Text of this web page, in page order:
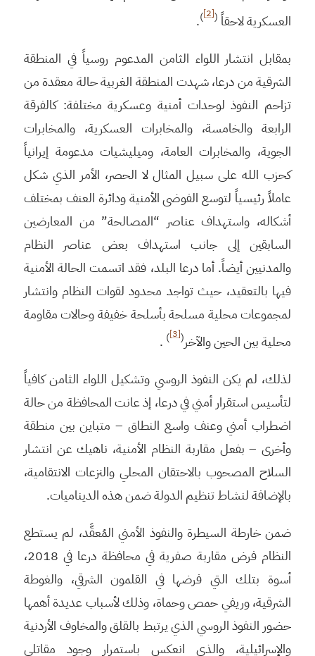
العسكرية لاحقاً (
[2]
)
.
بمقابل انتشار اللواء الثامن المدعوم روسياً في المنطقة
الشرقية من درعا، شهدت المنطقة الغربية حالة معقدة من
تزاحم النفوذ لوحدات أمنية وعسكرية مختلفة: كالفرقة
الرابعة والخامسة، والمخابرات العسكرية، والمخابرات
الجوية، والمخابرات العامة، وميليشيات مدعومة إيرانياً
كحزب الله على سبيل المثال لا الحصر، الأمر الذي شكل
عاملاً رئيسياً لتوسع الفوضى الأمنية ودائرة العنف بمختلف
أشكاله، واستهداف عناصر “المصالحة” من المعارضين
السابقين إلى جانب استهداف بعض عناصر النظام
والمدنيين أيضاً. أما درعا البلد، فقد اتسمت الحالة الأمنية
فيها بالتعقيد، حيث تواجد محدود لقوات النظام وانتشار
لمجموعات محلية مسلحة بأسلحة خفيفة وحالات مقاومة
محلية بين الحين والآخر(
[3]
)
.
لذلك، لم يكن النفوذ الروسي وتشكيل اللواء الثامن كافياً
لتأسيس استقرار أمني في درعا، إذ عانت المحافظة من حالة
اضطراب أمني وعنف واسع النطاق – متباين بين منطقة
وأخرى – بفعل مقاربة النظام الأمنية، ناهيك عن انتشار
السلاح المصحوب بالاحتقان المحلي والنزعات الانتقامية،
بالإضافة لنشاط تنظيم الدولة ضمن هذه الديناميات.
ضمن خارطة السيطرة والنفوذ الأمني المُعقَّد، لم يستطع
النظام فرض مقاربة صفرية في محافظة درعا في 2018،
أسوة بتلك التي فرضها في القلمون الشرقي، والغوطة
الشرقية، وريفي حمص وحماة، وذلك لأسباب عديدة أهمها
حضور النفوذ الروسي الذي يرتبط بالقلق والمخاوف الأردنية
والإسرائيلية، والذي انعكس باستمرار وجود مقاتلي